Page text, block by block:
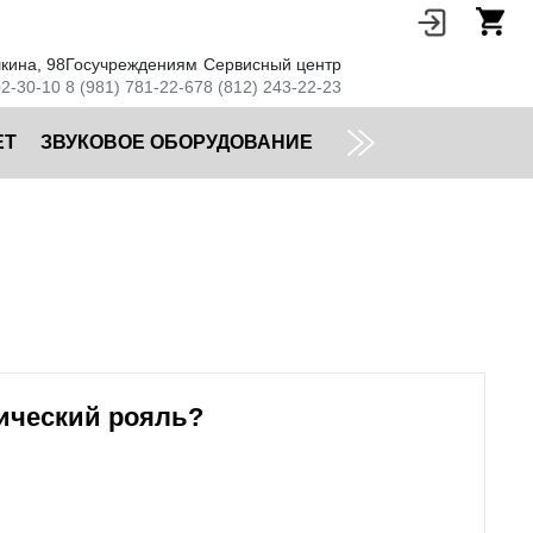
98
30-10
Госучреждениям
8 (981) 781-22-67
Сервисный центр
8 (812) 243-22-23
ЗВУКОВОЕ ОБОРУДОВАНИЕ
рояль?